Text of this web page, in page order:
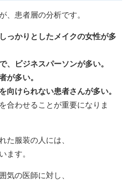
、患者層の分析です。
っかりとしたメイクの女性が多
、ビジネスパーソンが多い。
が多い。
向けられない患者さんが多い。
合わせることが重要になりま
た服装の人には、
ます。
気の医師に対し、